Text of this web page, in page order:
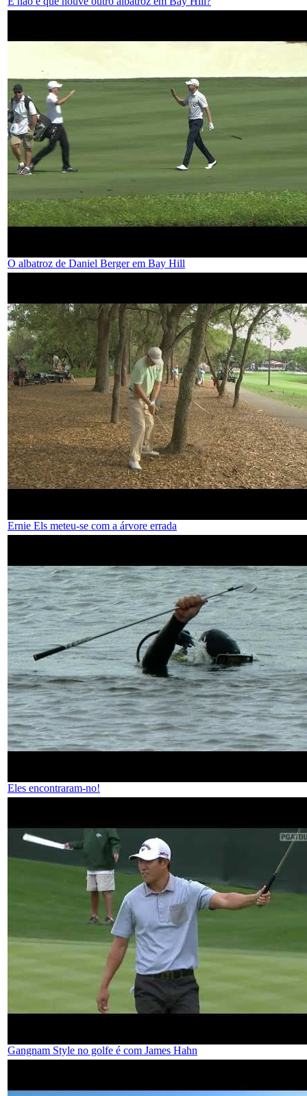
O albatroz de Daniel Berger em Bay Hill
Ernie Els meteu-se com a árvore errada
Eles encontraram-no!
Gangnam Style no golfe é com James Hahn